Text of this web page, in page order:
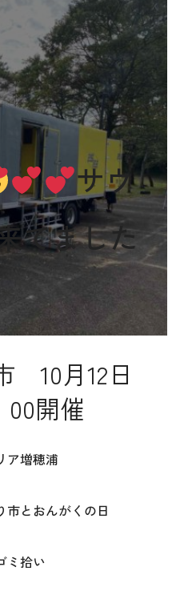
サウ
てました
10月12日
00開催
ア増穂浦
市とおんがくの日
ミ拾い